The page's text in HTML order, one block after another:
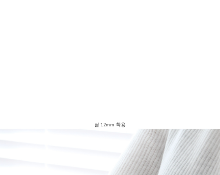
달 12mm 착용